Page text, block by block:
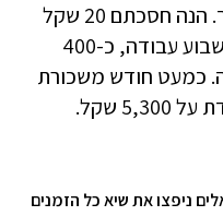
כריכים. כלומר 13.2 שקל לכריך. הנה חסכתם 20 שקל
ביום המצטברים ל-100 שקל לשבוע עבודה, כ-400
שקל בשנה. כמעט חודש משכורת
שקל.
ניפצו את שיא כל הזמנים